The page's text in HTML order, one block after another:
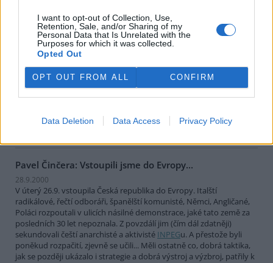
I want to opt-out of Collection, Use,
Retention, Sale, and/or Sharing of my
Personal Data that Is Unrelated with the
Purposes for which it was collected.
Opted Out
OPT OUT FROM ALL CONFIRM
Data Deletion Data Access Privacy Policy
životního prostředí .
Eva Kosková: Antisummit se málo dotýkal české
situace
2.10.2000
Protiglobalizační kampaň v Praze v období zasedáníMMFaSB
neprobíhala pouze v ulicích.Iniciativa proti ekonomické globalizaci
Bankwatch Network,Milostivé léto 2000 Přátelé Zemědiskuzní
Pavel Činčera: Vstoupili jsme do Evropy...
28.9.2000
V úterý 26.9. vstoupila Česká republika do Evropy. Italští
radikálové, řečtí odboráři, španělští komunisté, Němci, Angličané,
Poláci rozpoutali v ulicích násilné demonstrace, jaké tato země za
posledních 30 let nepoznala. Z povzdálí jim (čím dál zdatněji)
sekundovali čeští anarchisté a aktivisté INPEGu. A přestože byli
poněkud rozpačití, zjevně se učili... Měli ostatně co, dobrá taktika,
jak se později ukázalo i strategie a dobrá výstroj a výzbroj, patřily k